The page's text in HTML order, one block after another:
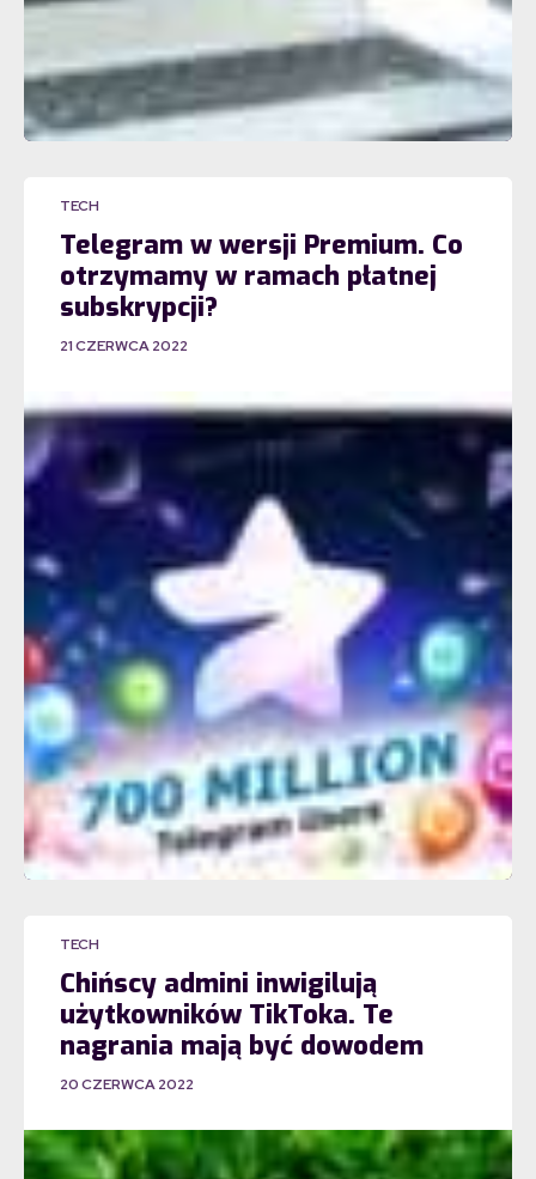
TECH
Telegram w wersji Premium. Co
otrzymamy w ramach płatnej
subskrypcji?
21 CZERWCA 2022
TECH
Chińscy admini inwigilują
użytkowników TikToka. Te
nagrania mają być dowodem
20 CZERWCA 2022